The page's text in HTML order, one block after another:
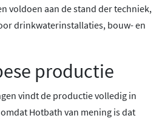
voldoen aan de stand der techniek,
drinkwaterinstallaties, bouw- en
productie
vindt de productie volledig in
Hotbath van mening is dat